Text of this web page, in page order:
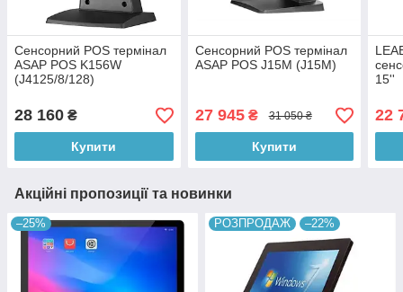
Сенсорний POS термінал
ASAP POS K156W
(J4125/8/128)
28 160 ₴
Купити
Сенсорний POS термінал
ASAP POS J15M (J15M)
27 945₴ 31 050 ₴
Купити
15''
22
Акційні пропозиції та новинки
–25% РОЗПРОДАЖ –22%